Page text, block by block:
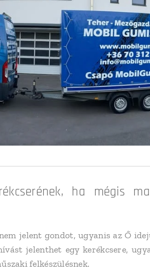
ha mégis
jelent gondot, ugyanis az Ő
jelenthet egy kerékcsere,
felkészülésnek.